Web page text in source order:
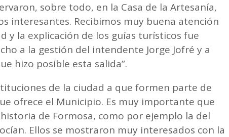
sobre todo, en la Casa de la Artesanía,
interesantes. Recibimos muy buena atención
y la explicación de los guías turísticos fue
a la gestión del intendente Jorge Jofré y a
hizo posible esta salida”.
de la ciudad a que formen parte de
ofrece el Municipio. Es muy importante que
de Formosa, como por ejemplo la del
Ellos se mostraron muy interesados con la